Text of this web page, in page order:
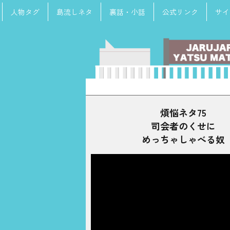
人物タグ 島流しネタ 裏話・小話 公式リンク サ
索:
煩悩ネタ75
司会者のくせに
めっちゃしゃべる奴